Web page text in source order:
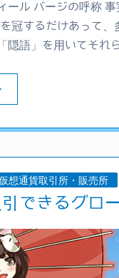
ール バージの呼称
冠するだけあって、
隠語」を用いてそれ
想通貨取引所・販売所
できるグロ